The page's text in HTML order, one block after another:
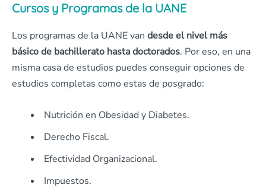
Cursos y Programas de la UANE
Los programas de la UANE van desde el nivel más
básico de bachillerato hasta doctorados. Por eso, en una
misma casa de estudios puedes conseguir opciones de
estudios completas como estas de posgrado:
Nutrición en Obesidad y Diabetes.
Derecho Fiscal.
Efectividad Organizacional.
Impuestos.